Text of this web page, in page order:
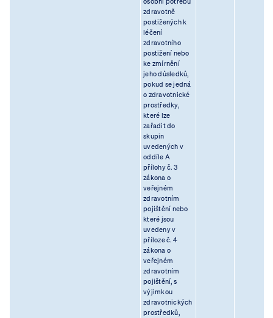
zdravotně
postižených k
léčení
zdravotního
postižení nebo
ke zmírnění
jeho důsledků,
pokud se jedná
o zdravotnické
prostředky,
které lze
zařadit do
skupin
uvedených v
oddíle A
přílohy č. 3
zákona o
veřejném
zdravotním
pojištění nebo
které jsou
uvedeny v
příloze č. 4
zákona o
veřejném
zdravotním
pojištění, s
výjimkou
zdravotnických
prostředků,